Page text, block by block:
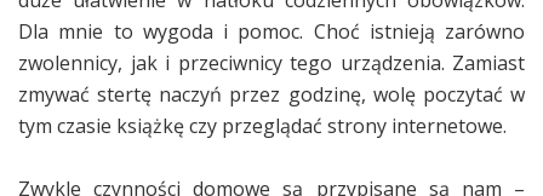
Dla mnie to wygoda i pomoc. Choć istnieją zarówno
zwolennicy, jak i przeciwnicy tego urządzenia. Zamiast
zmywać stertę naczyń przez godzinę, wolę poczytać w
tym czasie książkę czy przeglądać strony internetowe.
Zwykle czynności domowe są przypisane są nam –